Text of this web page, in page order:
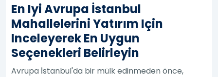
En Iyi Avrupa İstanbul
Mahallelerini Yatırım Için
Inceleyerek En Uygun
Seçenekleri Belirleyin
Avrupa İstanbul'da bir mülk edinmeden önce,